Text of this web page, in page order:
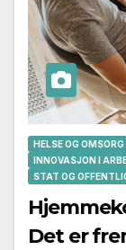
HELSE OG OMSORG
INNOVASJON I
STAT OG
Det er